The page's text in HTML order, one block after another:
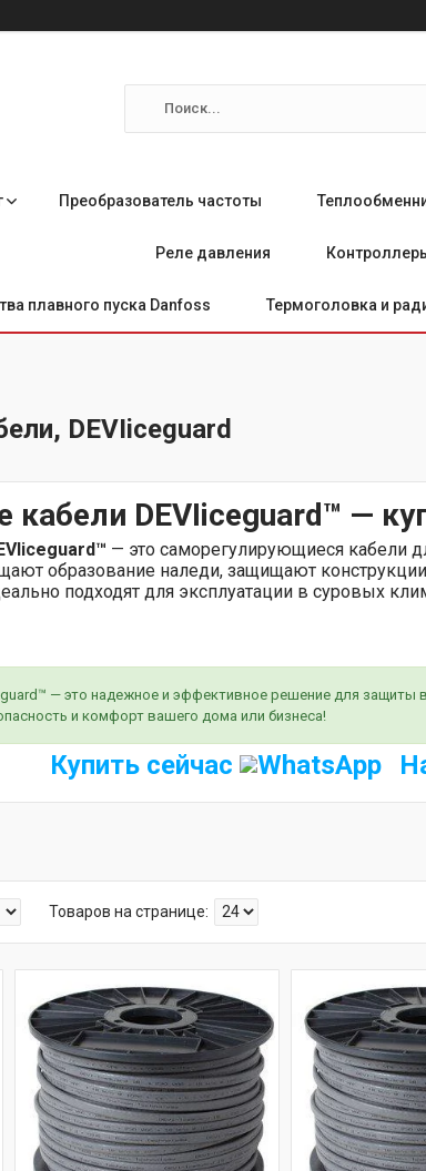
Преобразователь частоты
Реле давления
плавного пуска Danfoss Термоголовка и
DEVIiceguard
кабели DEVIiceguard™ —
— это саморегулирующиеся кабели
образование наледи, защищают
подходят для эксплуатации в суровых
— это надежное и эффективное решение для защиты
и комфорт вашего дома или бизнеса!
Купить сейчас